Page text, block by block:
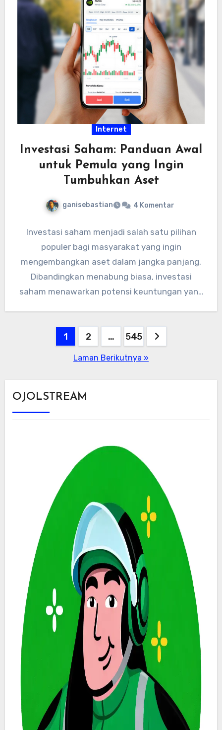
Internet
Investasi Saham: Panduan Awal
untuk Pemula yang Ingin
Tumbuhkan Aset
ganisebastian 4 Komentar
Investasi saham menjadi salah satu pilihan
populer bagi masyarakat yang ingin
mengembangkan aset dalam jangka panjang.
Dibandingkan menabung biasa, investasi
saham menawarkan potensi keuntungan yang
Paginasi
1 2 … 545
Laman Berikutnya »
OJOLSTREAM